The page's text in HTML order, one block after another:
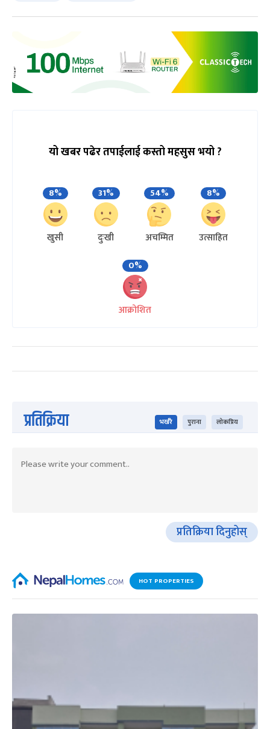
यो खबर पढेर तपाईलाई कस्तो महसुस भयो ?
8%
खुसी
31%
दुःखी
54%
अचम्मित
8%
उत्साहित
0%
आक्रोशित
प्रतिक्रिया भर्खरै पुराना लोकप्रिय
प्रतिक्रिया दिनुहोस्
HOT PROPERTIES